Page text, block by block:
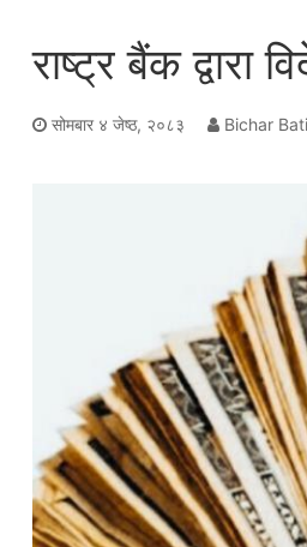
राष्ट्र बैंक
सोमबार ४ जेष्ठ, २०८३ Bichar